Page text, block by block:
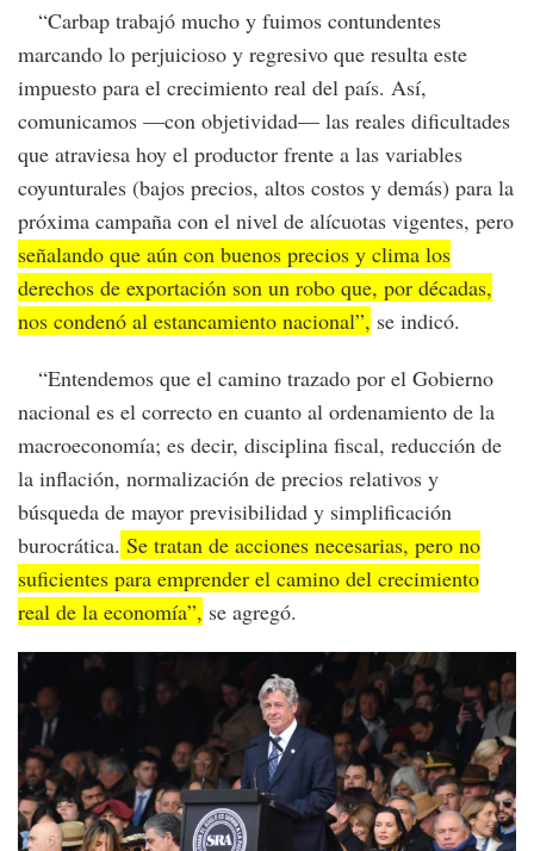
“Carbap trabajó mucho y fuimos contundentes
marcando lo perjuicioso y regresivo que resulta este
impuesto para el crecimiento real del país. Así,
comunicamos —con objetividad— las reales dificultades
que atraviesa hoy el productor frente a las variables
coyunturales (bajos precios, altos costos y demás) para la
próxima campaña con el nivel de alícuotas vigentes, pero
señalando que aún con buenos precios y clima los
derechos de exportación son un robo que, por décadas,
nos condenó al estancamiento nacional”, se indicó.
“Entendemos que el camino trazado por el Gobierno
nacional es el correcto en cuanto al ordenamiento de la
macroeconomía; es decir, disciplina fiscal, reducción de
la inflación, normalización de precios relativos y
búsqueda de mayor previsibilidad y simplificación
burocrática. Se tratan de acciones necesarias, pero no
suficientes para emprender el camino del crecimiento
real de la economía”, se agregó.